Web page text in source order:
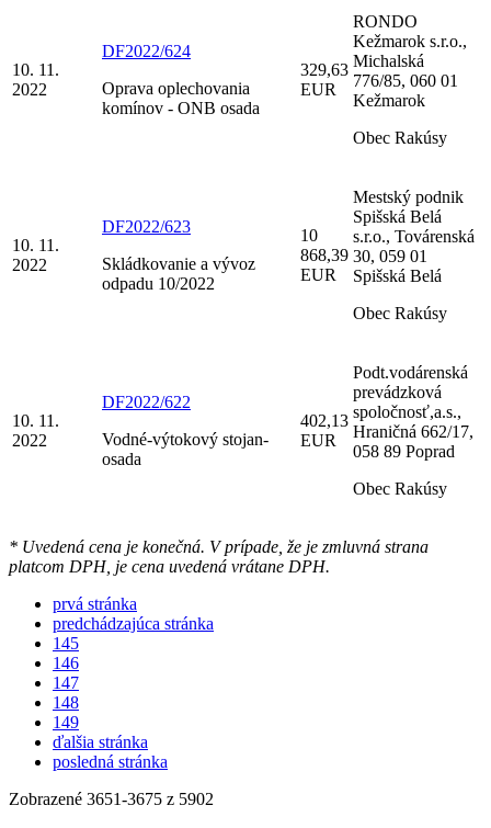
10. 11.
2022
DF2022/624
Oprava oplechovania
komínov - ONB osada
329,63
EUR
RONDO
Kežmarok s.r.o.,
Michalská
776/85, 060 01
Kežmarok
Obec Rakúsy
10. 11.
2022
DF2022/623
Skládkovanie a vývoz
odpadu 10/2022
10
868,39
EUR
Mestský podnik
Spišská Belá
s.r.o., Továrenská
30, 059 01
Spišská Belá
Obec Rakúsy
10. 11.
2022
DF2022/622
Vodné-výtokový stojan-
osada
402,13
EUR
Podt.vodárenská
prevádzková
spoločnosť,a.s.,
Hraničná 662/17,
058 89 Poprad
Obec Rakúsy
* Uvedená cena je konečná. V prípade, že je zmluvná strana
platcom DPH, je cena uvedená vrátane DPH.
prvá stránka
predchádzajúca stránka
145
146
147
148
149
ďalšia stránka
posledná stránka
Zobrazené 3651-3675 z 5902